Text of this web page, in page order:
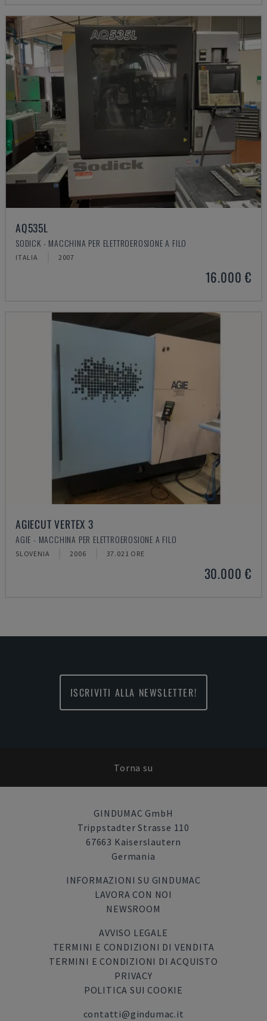
AQ535L
SODICK - MACCHINA PER ELETTROEROSIONE A FILO
ITALIA 2007
16.000 €
AGIECUT VERTEX 3
AGIE - MACCHINA PER ELETTROEROSIONE A FILO
SLOVENIA 2006 37.021 ORE
30.000 €
ISCRIVITI ALLA NEWSLETTER!
Torna su
GINDUMAC GmbH
Trippstadter Strasse 110
67663 Kaiserslautern
Germania
INFORMAZIONI SU GINDUMAC
LAVORA CON NOI
NEWSROOM
AVVISO LEGALE
TERMINI E CONDIZIONI DI VENDITA
TERMINI E CONDIZIONI DI ACQUISTO
PRIVACY
POLITICA SUI COOKIE
contatti@gindumac.it